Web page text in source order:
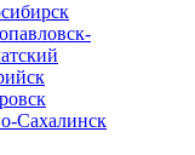
Сахалинск